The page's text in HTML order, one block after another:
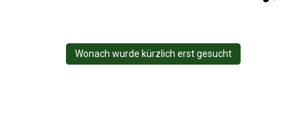
Wonach wurde kürzlich erst gesucht